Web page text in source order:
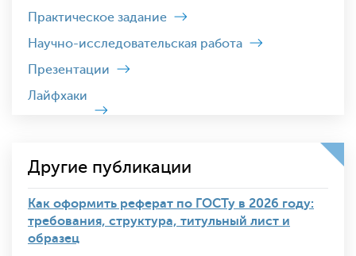
Практическое задание
Научно-исследовательская работа
Презентации
Лайфхаки
Другие публикации
Как оформить реферат по ГОСТу в 2026 году:
требования, структура, титульный лист и
образец